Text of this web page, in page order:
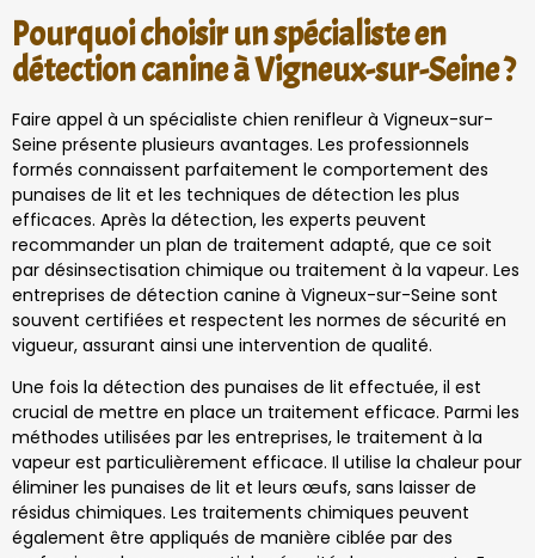
Pourquoi choisir un spécialiste en
détection canine à Vigneux-sur-Seine ?
Faire appel à un spécialiste chien renifleur à Vigneux-sur-
Seine présente plusieurs avantages. Les professionnels
formés connaissent parfaitement le comportement des
punaises de lit et les techniques de détection les plus
efficaces. Après la détection, les experts peuvent
recommander un plan de traitement adapté, que ce soit
par désinsectisation chimique ou traitement à la vapeur. Les
entreprises de détection canine à Vigneux-sur-Seine sont
souvent certifiées et respectent les normes de sécurité en
vigueur, assurant ainsi une intervention de qualité.
Une fois la détection des punaises de lit effectuée, il est
crucial de mettre en place un traitement efficace. Parmi les
méthodes utilisées par les entreprises, le traitement à la
vapeur est particulièrement efficace. Il utilise la chaleur pour
éliminer les punaises de lit et leurs œufs, sans laisser de
résidus chimiques. Les traitements chimiques peuvent
également être appliqués de manière ciblée par des